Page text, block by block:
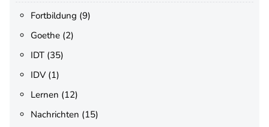
Fortbildung (9)
Goethe (2)
IDT (35)
IDV (1)
Lernen (12)
Nachrichten (15)